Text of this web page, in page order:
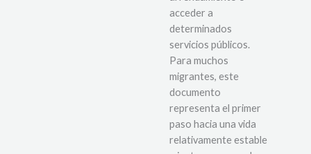
acceder a
determinados
servicios públicos.
Para muchos
migrantes, este
documento
representa el primer
paso hacia una vida
relativamente estable